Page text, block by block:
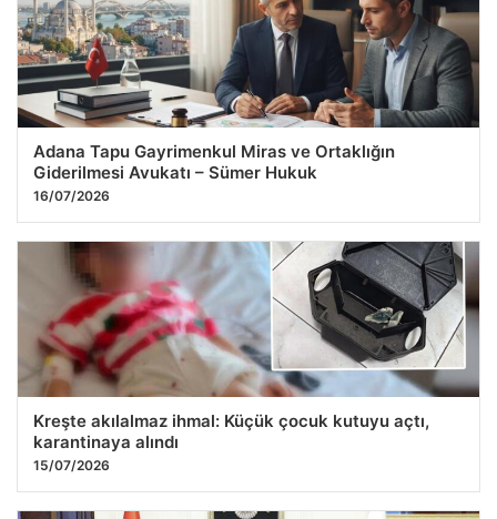
Adana Tapu Gayrimenkul Miras ve Ortaklığın
Giderilmesi Avukatı – Sümer Hukuk
16/07/2026
Kreşte akılalmaz ihmal: Küçük çocuk kutuyu açtı,
karantinaya alındı
15/07/2026